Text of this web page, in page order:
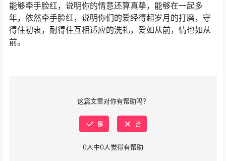
能够牵手脸红，说明你的情意还算真挚，能够在一起多
年，依然牵手脸红，说明你们的爱经得起岁月的打磨，守
得住初衷，耐得住互相适应的洗礼，爱如从前，情也如从
前。
这篇文章对你有帮助吗？
是 否
0人中0人觉得有帮助